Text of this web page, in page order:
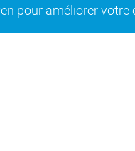
pour améliorer votre
Mentions légales